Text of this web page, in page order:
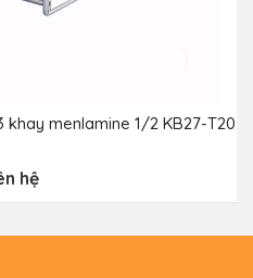
menlamine 1/2 KB27-T20
hệ